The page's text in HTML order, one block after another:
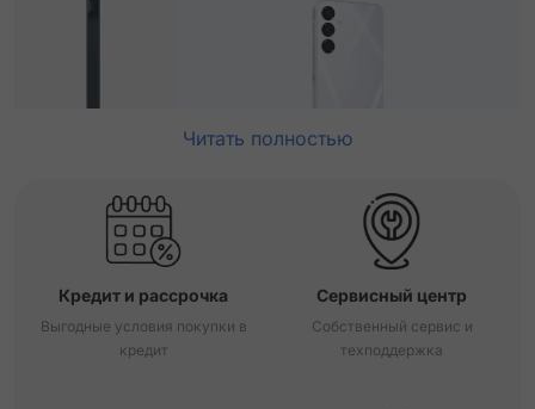
Читать полностью
Кредит и рассрочка
Выгодные условия покупки в
кредит
Сервисный центр
Собственный сервис и
техподдержка